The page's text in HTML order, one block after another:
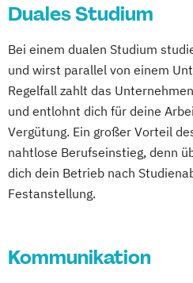
Duales Studium
Bei einem dualen Studium
und wirst parallel von einem
Regelfall zahlt das
und entlohnt dich für deine
Vergütung. Ein großer Vorteil
nahtlose Berufseinstieg, denn
dich dein Betrieb nach
Festanstellung.
Kommunikation